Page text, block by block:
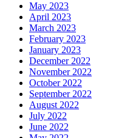
May 2023
April 2023
March 2023
February 2023
January 2023
December 2022
November 2022
October 2022
September 2022
August 2022
July 2022
June 2022